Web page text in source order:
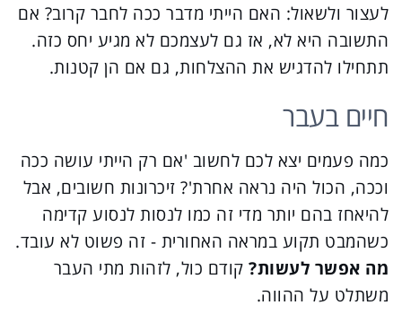
לעצור ולשאול: האם הייתי מדבר ככה לחבר קרוב? אם
התשובה היא לא, אז גם לעצמכם לא מגיע יחס כזה.
תתחילו להדגיש את ההצלחות, גם אם הן קטנות.
חיים בעבר
כמה פעמים יצא לכם לחשוב 'אם רק הייתי עושה ככה
וככה, הכול היה נראה אחרת'? זיכרונות חשובים, אבל
להיאחז בהם יותר מדי זה כמו לנסות לנסוע קדימה
כשהמבט תקוע במראה האחורית - זה פשוט לא עובד.
מה אפשר לעשות? קודם כול, לזהות מתי העבר
משתלט על ההווה.